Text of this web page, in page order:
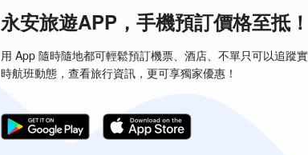
永安旅遊APP，手機預訂價格至抵！
用 App 隨時隨地都可輕鬆預訂機票、酒店、不單只可以追蹤實
時航班動態，查看旅行資訊，更可享獨家優惠！